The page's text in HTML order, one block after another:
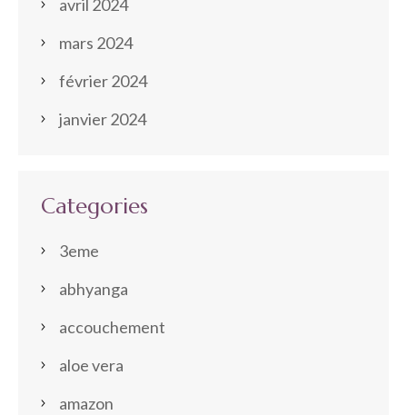
avril 2024
mars 2024
février 2024
janvier 2024
Categories
3eme
abhyanga
accouchement
aloe vera
amazon